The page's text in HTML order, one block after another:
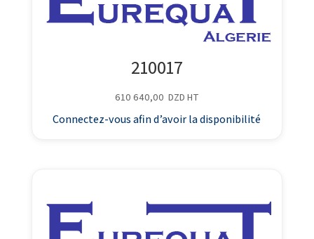
210017
610 640,00 DZD HT
Connectez-vous afin d’avoir la disponibilité